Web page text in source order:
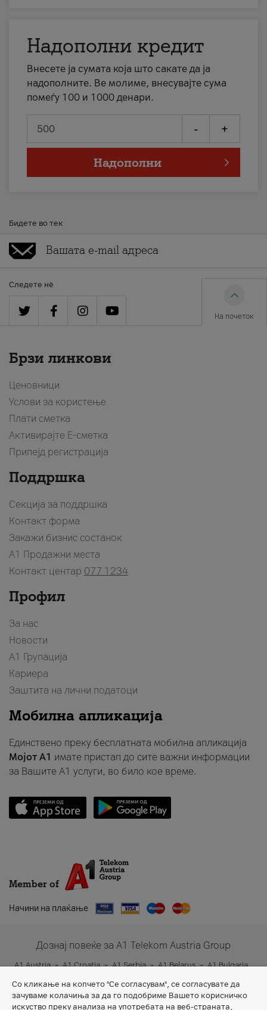
Надополни кредит
Внесете ја сумата која што сакате да ја
надополните. Ве молиме, внесувајте сума
помеѓу 100 и 1000 денари.
- +
Надополни
Бидете во тек
Следете нè
На почеток
Брзи линкови
Ценовници
Услови за користење
Плати сметка
Активирајте Е-сметка
Припејд регистрација
Поддршка
Секција за поддршка
Контакт форма
Закажи бизнис состанок
A1 Продажни места
Контакт центар 077 1234
Профил
За нас
Новости
А1 Групација
Кариера
Заштита на лични податоци
Мобилна апликација
Единствено преку бесплатната мобилна апликација
Мојот A1 имате пристап до сите важни информации
за Вашите A1 услуги, во било кое време.
Member of
Начини на плаќање
Дознај повеќе за A1 Telekom Austria Group
A1 Austria A1 Croatia A1 Serbia A1 Belarus
A1 Bulgaria
Со кликање на копчето "Се согласувам", се согласувате да
зачуваме колачиња за да го подобриме Вашето корисничко
искуство преку анализа на употребата на веб-страната,